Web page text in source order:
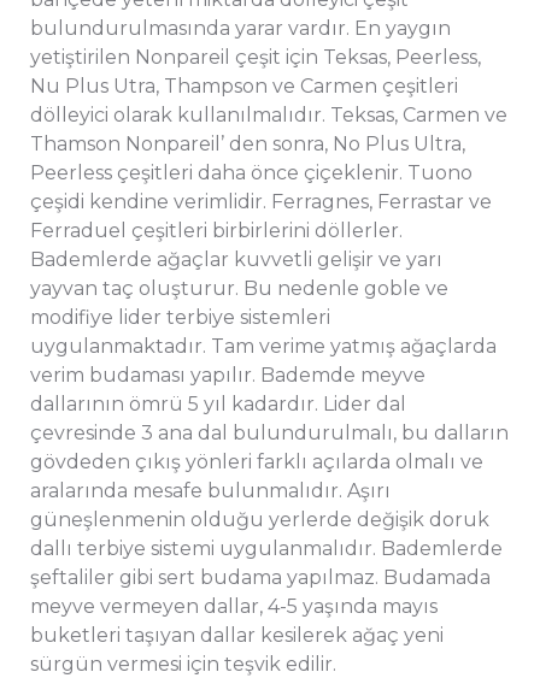
bulundurulmasında yarar vardır. En yaygın
yetiştirilen Nonpareil çeşit için Teksas, Peerless,
Nu Plus Utra, Thampson ve Carmen çeşitleri
dölleyici olarak kullanılmalıdır. Teksas, Carmen ve
Thamson Nonpareil’ den sonra, No Plus Ultra,
Peerless çeşitleri daha önce çiçeklenir. Tuono
çeşidi kendine verimlidir. Ferragnes, Ferrastar ve
Ferraduel çeşitleri birbirlerini döllerler.
Bademlerde ağaçlar kuvvetli gelişir ve yarı
yayvan taç oluşturur. Bu nedenle goble ve
modifiye lider terbiye sistemleri
uygulanmaktadır. Tam verime yatmış ağaçlarda
verim budaması yapılır. Bademde meyve
dallarının ömrü 5 yıl kadardır. Lider dal
çevresinde 3 ana dal bulundurulmalı, bu dalların
gövdeden çıkış yönleri farklı açılarda olmalı ve
aralarında mesafe bulunmalıdır. Aşırı
güneşlenmenin olduğu yerlerde değişik doruk
dallı terbiye sistemi uygulanmalıdır. Bademlerde
şeftaliler gibi sert budama yapılmaz. Budamada
meyve vermeyen dallar, 4-5 yaşında mayıs
buketleri taşıyan dallar kesilerek ağaç yeni
sürgün vermesi için teşvik edilir.